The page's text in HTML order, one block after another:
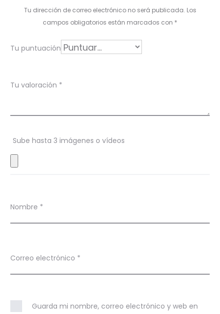
c
o
n
s
Tu dirección de correo electrónico no será publicada. Los
campos obligatorios están marcados con *
Tu puntuación
Tu valoración *
Sube hasta 3 imágenes o vídeos
Nombre *
Correo electrónico *
Guarda mi nombre, correo electrónico y web en